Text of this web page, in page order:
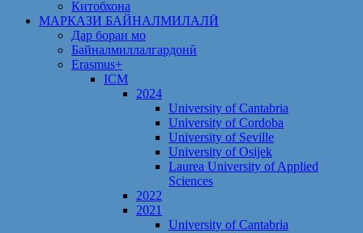
Китобхона
МАРКАЗИ БАЙНАЛМИЛАЛӢ
Дар бораи мо
Байналмиллалгардонӣ
Erasmus+
ICM
2024
University of Cantabria
University of Cordoba
University of Seville
University of Osijek
Laurea University of Applied
Sciences
2022
2021
University of Cantabria